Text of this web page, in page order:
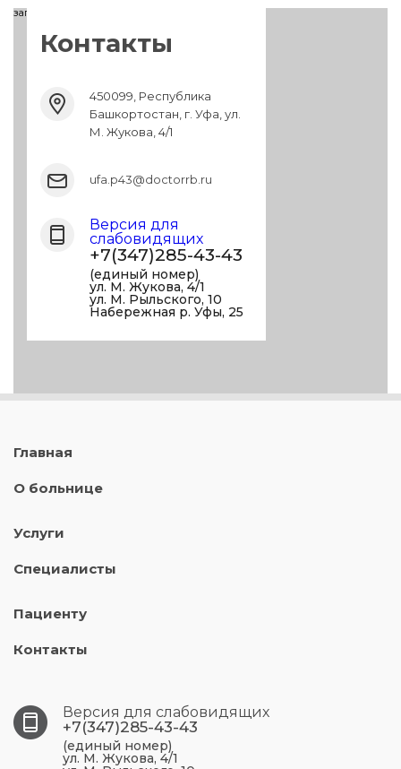
загрузка карты...
Контакты
450099, Республика
Башкортостан, г. Уфа, ул.
М. Жукова, 4/1
ufa.p43@doctorrb.ru
Версия для
слабовидящих
+7(347)285-43-43
(единый номер)
ул. М. Жукова, 4/1
ул. М. Рыльского, 10
Набережная р. Уфы, 25
Главная
О больнице
Услуги
Специалисты
Пациенту
Контакты
Версия для слабовидящих
+7(347)285-43-43
(единый номер)
ул. М. Жукова, 4/1